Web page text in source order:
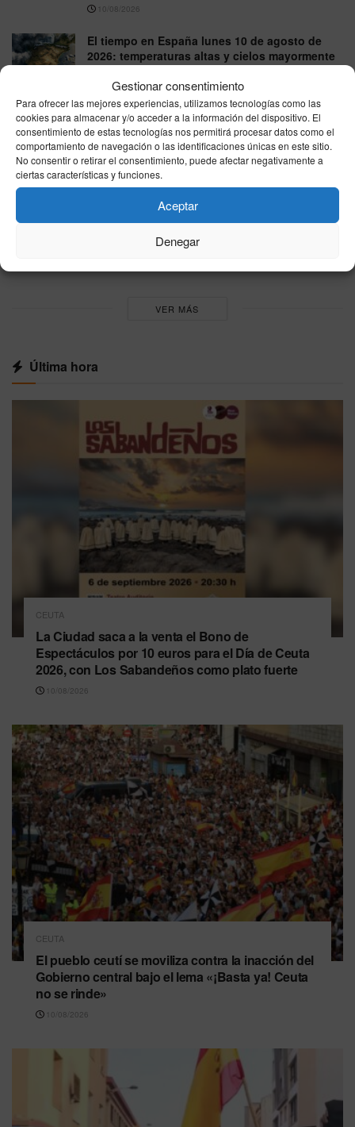
Gestionar consentimiento
Para ofrecer las mejores experiencias, utilizamos tecnologías como las
cookies para almacenar y/o acceder a la información del dispositivo. El
consentimiento de estas tecnologías nos permitirá procesar datos como el
comportamiento de navegación o las identificaciones únicas en este sitio.
No consentir o retirar el consentimiento, puede afectar negativamente a
ciertas características y funciones.
Aceptar
Denegar
10/08/2026
El tiempo en España lunes 10 de agosto de
2026: temperaturas altas y cielos mayormente
despejados
10/08/2026
El tiempo en España hoy domingo 9 de agosto
de 2026: calor en el interior y cielos variados
09/08/2026
España impone controles fronterizos a los
viajeros de Italia ante la negativa de Roma de
levantar sus restricciones por la crisis de
VER MÁS
Última hora
CEUTA
La Ciudad saca a la venta el Bono de
Espectáculos por 10 euros para el Día de Ceuta
2026, con Los Sabandeños como plato fuerte
10/08/2026
CEUTA
El pueblo ceutí se moviliza contra la inacción del
Gobierno central bajo el lema «¡Basta ya! Ceuta
no se rinde»
10/08/2026